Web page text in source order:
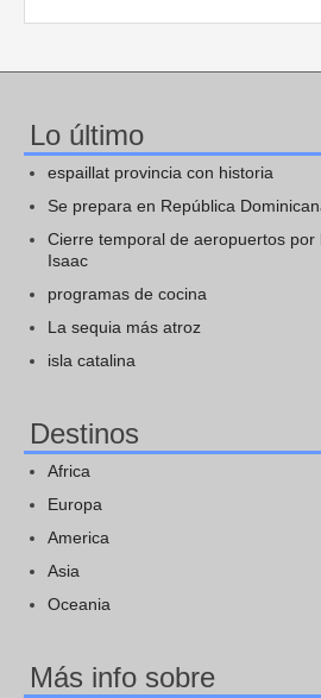
Lo último
espaillat provincia con historia
Se prepara en República
Cierre temporal de aeropuertos
Isaac
programas de cocina
La sequia más atroz
isla catalina
Destinos
Africa
Europa
America
Asia
Oceania
Más info sobre